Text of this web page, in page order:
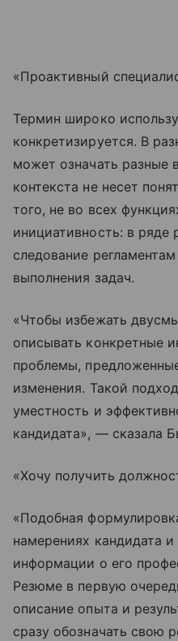
«Проактивный
Термин широко
конкретизируется. В
может означать разные
контекста не несет
того, не во всех
инициативность: в ряде
следование
выполнения задач.
«Чтобы избежать
описывать конкретные
проблемы,
изменения. Такой
уместность и
кандидата», — сказала
«Хочу получить
«Подобная
намерениях кандидата и
информации о его
Резюме в первую
описание опыта и
сразу обозначать свою